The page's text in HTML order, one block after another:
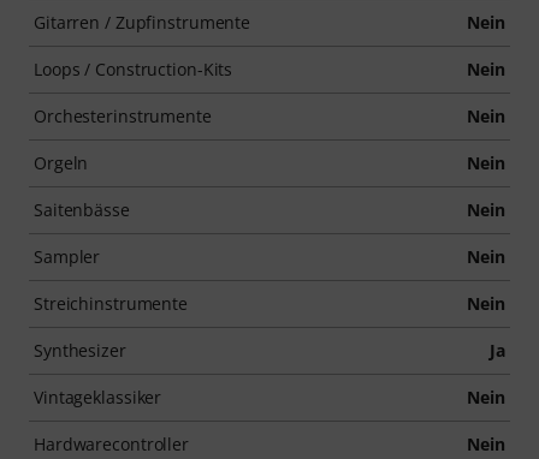
Gitarren / Zupfinstrumente Nein
Loops / Construction-Kits Nein
Orchesterinstrumente Nein
Orgeln Nein
Saitenbässe Nein
Sampler Nein
Streichinstrumente Nein
Synthesizer Ja
Vintageklassiker Nein
Hardwarecontroller Nein